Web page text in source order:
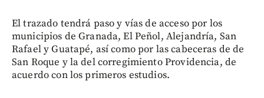
El trazado tendrá paso y vías de acceso por los
municipios de Granada, El Peñol, Alejandría, San
Rafael y Guatapé, así como por las cabeceras de de
San Roque y la del corregimiento Providencia, de
acuerdo con los primeros estudios.